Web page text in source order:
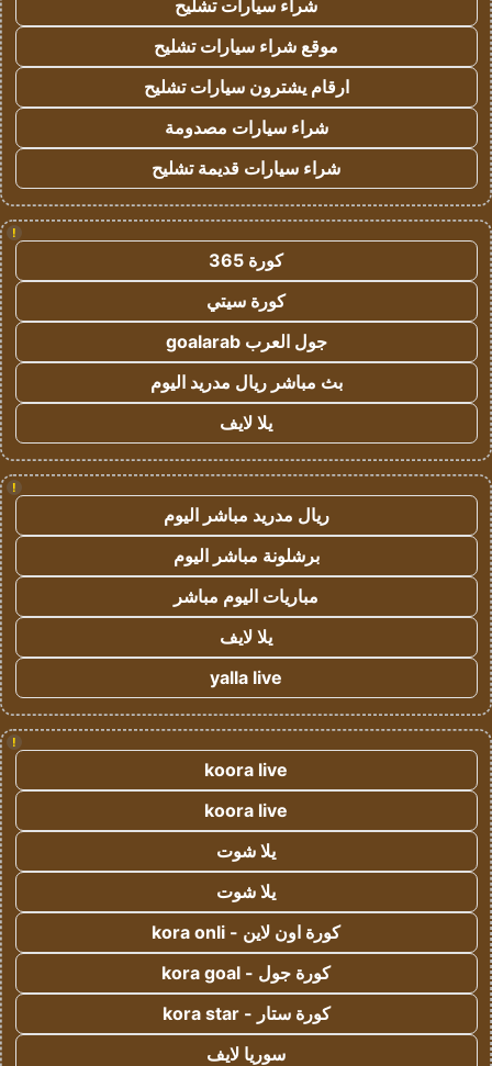
شراء سيارات تشليح
موقع شراء سيارات تشليح
ارقام يشترون سيارات تشليح
شراء سيارات مصدومة
شراء سيارات قديمة تشليح
!
كورة 365
كورة سيتي
جول العرب goalarab
بث مباشر ريال مدريد اليوم
يلا لايف
!
ريال مدريد مباشر اليوم
برشلونة مباشر اليوم
مباريات اليوم مباشر
يلا لايف
yalla live
!
koora live
koora live
يلا شوت
يلا شوت
كورة اون لاين - kora onli
كورة جول - kora goal
كورة ستار - kora star
سوريا لايف